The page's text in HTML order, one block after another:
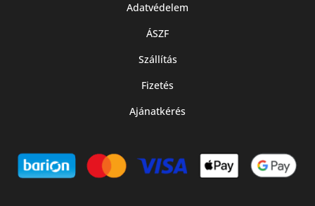
Adatvédelem
ÁSZF
Szállítás
Fizetés
Ajánatkérés